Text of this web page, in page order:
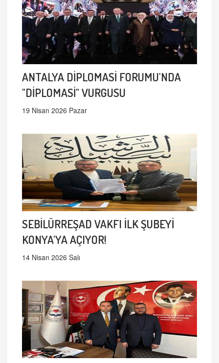
ANTALYA DİPLOMASİ FORUMU'NDA
"DİPLOMASİ" VURGUSU
19 Nisan 2026 Pazar
SEBİLÜRREŞAD VAKFI İLK ŞUBEYİ
KONYA'YA AÇIYOR!
14 Nisan 2026 Salı